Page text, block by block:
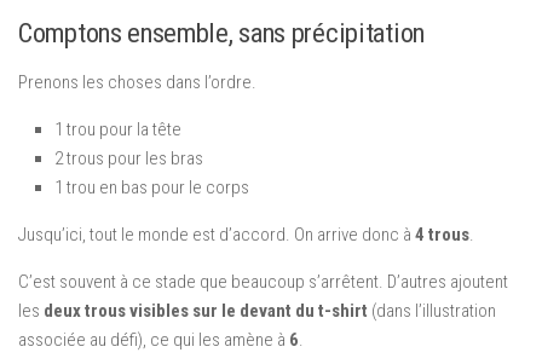
Comptons ensemble, sans précipitation
Prenons les choses dans l’ordre.
1 trou pour la tête
2 trous pour les bras
1 trou en bas pour le corps
Jusqu’ici, tout le monde est d’accord. On arrive donc à 4 trous.
C’est souvent à ce stade que beaucoup s’arrêtent. D’autres ajoutent
les deux trous visibles sur le devant du t-shirt (dans l’illustration
associée au défi), ce qui les amène à 6.